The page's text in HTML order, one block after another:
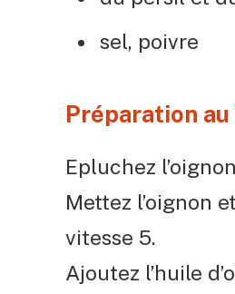
sel, poivre
Préparation
Epluchez
Mettez l’oignon
vitesse 5.
Ajoutez l’huile